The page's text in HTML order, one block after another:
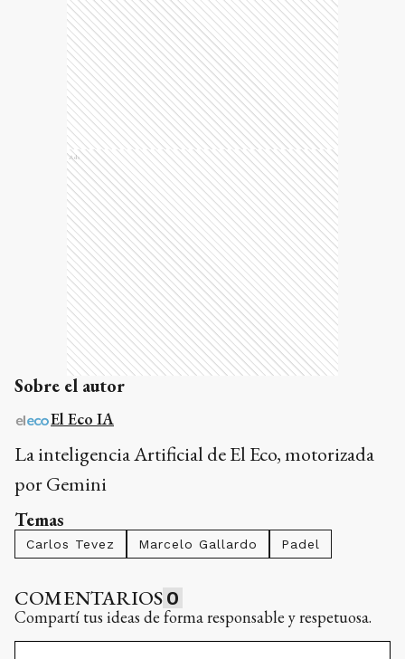
Ads
Sobre el autor
El Eco IA
La inteligencia Artificial de El Eco, motorizada
por Gemini
Temas
Carlos Tevez Marcelo Gallardo Padel
COMENTARIOS 0
Compartí tus ideas de forma responsable y respetuosa.